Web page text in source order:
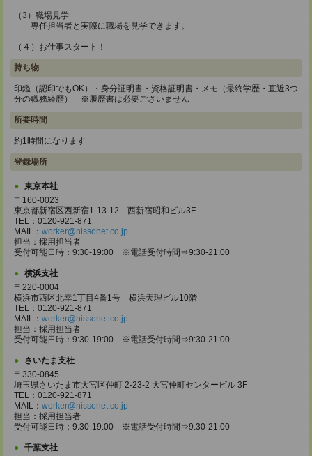
（3）職場見学
専任担当者と実際に職場を見学できます。
（４）お仕事スタート！
持ち物
印鑑（認印でもOK）・身分証明書・資格証明書・メモ（最終学歴・直近3つ
分の職務経歴） ※履歴書は必要ございません
所要時間
約1時間になります
登録場所
東京本社
〒160-0023
東京都新宿区西新宿1-13-12 西新宿昭和ビル3F
TEL：0120-921-871
MAIL： worker@nissonet.co.jp
担当：採用担当者
受付可能日時：9:30-19:00 ※電話受付時間⇒9:30-21:00
横浜支社
〒220-0004
横浜市西区北幸1丁目4番1号 横浜天理ビル10階
TEL：0120-921-871
MAIL： worker@nissonet.co.jp
担当：採用担当者
受付可能日時：9:30-19:00 ※電話受付時間⇒9:30-21:00
さいたま支社
〒330-0845
埼玉県さいたま市大宮区仲町 2-23-2 大宮仲町センタービル 3F
TEL：0120-921-871
MAIL： worker@nissonet.co.jp
担当：採用担当者
受付可能日時：9:30-19:00 ※電話受付時間⇒9:30-21:00
千葉支社